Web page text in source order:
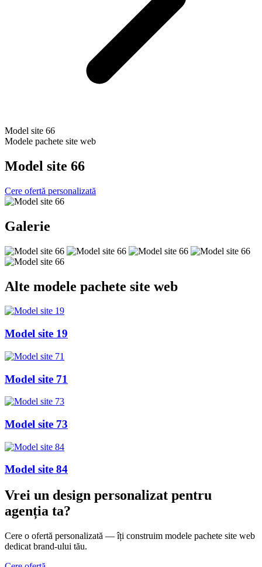
Model site 66
Modele pachete site web
Model site 66
Cere ofertă personalizată
Galerie
Alte modele pachete site web
Model site 19
Model site 71
Model site 73
Model site 84
Vrei un design personalizat pentru
agenția ta?
Cere o ofertă personalizată — îți construim modele pachete site web
dedicat brand-ului tău.